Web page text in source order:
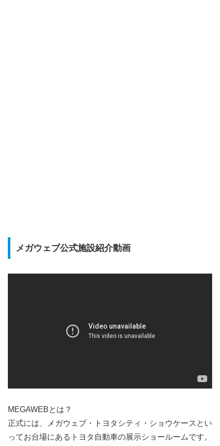
メガウェブ公式施設紹介動画
MEGAWEBとは？
正式には、メガウェブ・トヨタシティ・ショウケースとい
ってお台場にあるトヨタ自動車の展示ショールームです。